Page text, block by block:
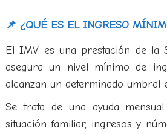
📌 ¿QUÉ ES EL INGRESO
El IMV es una prestación de la
asegura un nivel mínimo de
alcanzan un determinado umbral
Se trata de una ayuda
situación familiar, ingresos y